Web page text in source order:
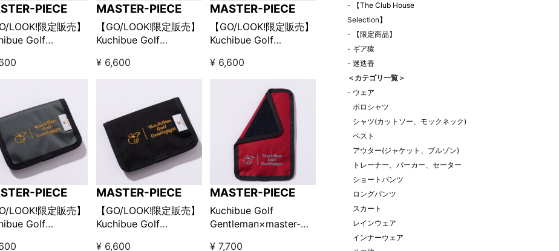
PIECE
LOOK!限定販売】
Golf
ポケットインポー
MASTER-PIECE
【GO/LOOK!限定販売】
Kuchibue Golf
piece ポケットインポー
チSサイズ / グリーン
¥ 6,600
MASTER-PIECE
【GO/LOOK!限定販売】
Kuchibue Golf
piece ポケットインポー
チSサイズ / オリーブ
¥ 6,600
PIECE
LOOK!限定販売】
Golf
MASTER-PIECE
【GO/LOOK!限定販売】
Kuchibue Golf
¥ 6,600
MASTER-PIECE
Kuchibue Golf
Gentleman×master-
¥ 7,700
-
【The Club House
Selection】
-
【限定商品】
- ギア猿
- 迷迭香
＜カテゴリ一覧＞
- ウェア
ポロシャツ
シャツ(カットソー、モックネック)
ベスト
アウター(ジャケット、ブルゾン)
トレーナー、パーカー、セーター
ショートパンツ
ロングパンツ
スカート
レインウェア
インナーウェア